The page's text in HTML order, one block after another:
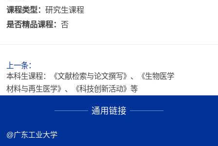
课程类型：研究生课程
是否精品课程： 否
上一条：
本科生课程：《文献检索与论文撰写》、《生物医学
材料与再生医学》、《科技创新活动》等
通用链接
@广东工业大学